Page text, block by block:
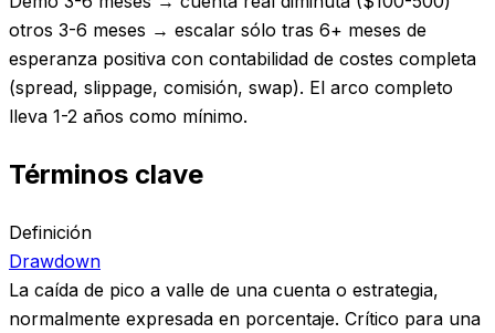
otros 3-6 meses → escalar sólo tras 6+ meses de
esperanza positiva con contabilidad de costes completa
(spread, slippage, comisión, swap). El arco completo
lleva 1-2 años como mínimo.
Términos clave
Definición
Drawdown
La caída de pico a valle de una cuenta o estrategia,
normalmente expresada en porcentaje. Crítico para una